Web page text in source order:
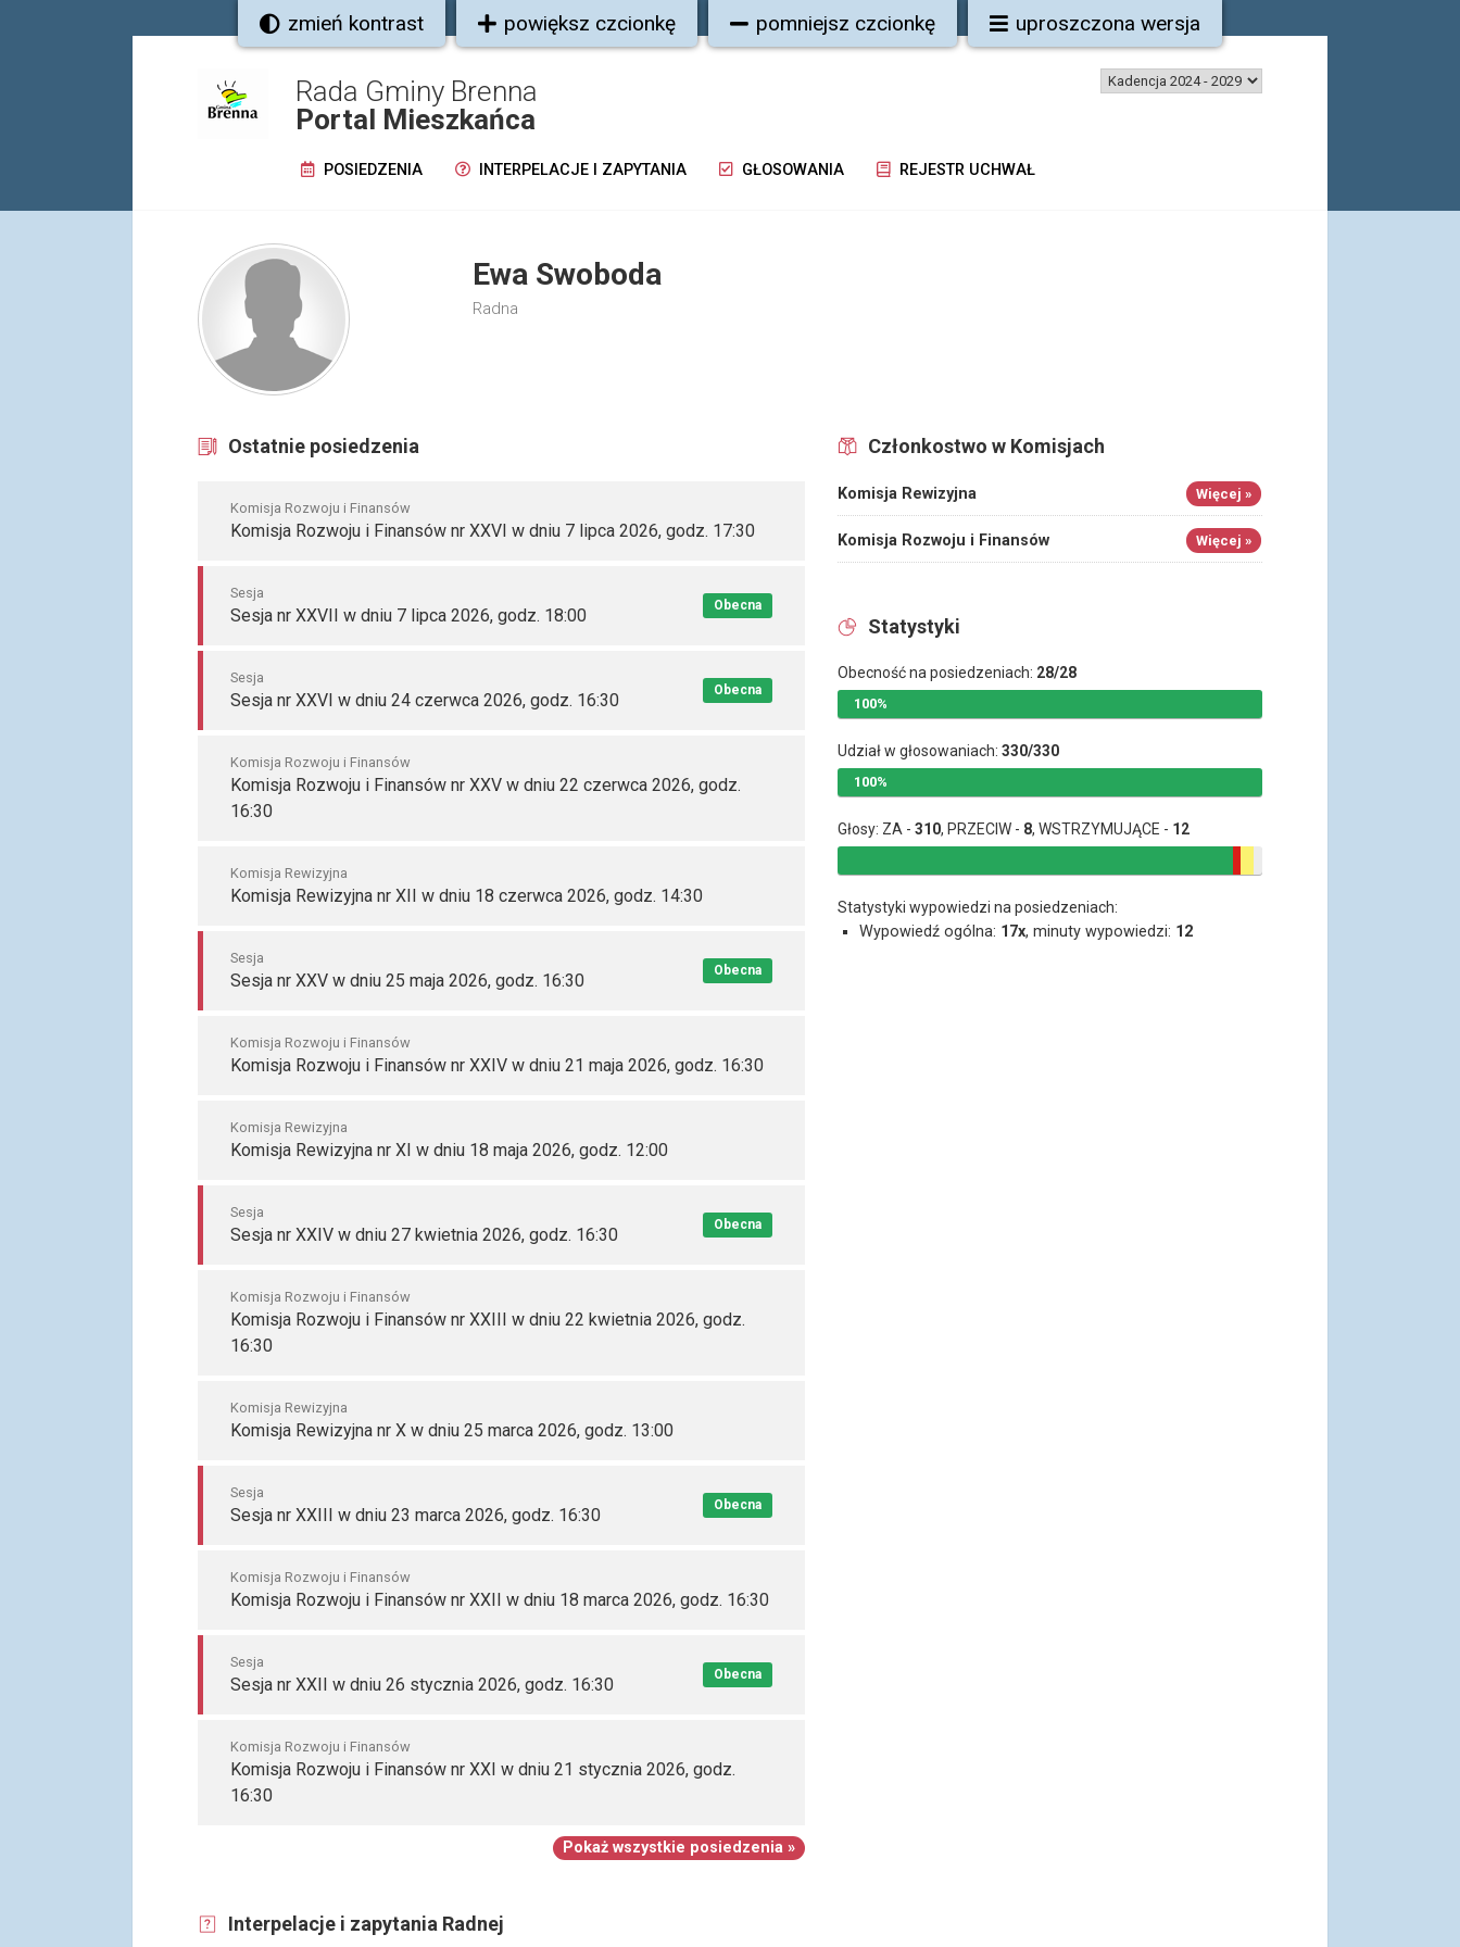
zmień kontrast powiększ czcionkę pomniejsz czcionkę uproszczona wersja
Rada Gminy Brenna
Portal Mieszkańca
POSIEDZENIA INTERPELACJE I ZAPYTANIA GŁOSOWANIA REJESTR UCHWAŁ
Ewa Swoboda
Radna
Ostatnie posiedzenia
Komisja Rozwoju i Finansów
Komisja Rozwoju i Finansów nr XXVI w dniu 7 lipca 2026, godz. 17:30
Sesja
Sesja nr XXVII w dniu 7 lipca 2026, godz. 18:00 Obecna
Sesja
Sesja nr XXVI w dniu 24 czerwca 2026, godz. 16:30 Obecna
Komisja Rozwoju i Finansów
Komisja Rozwoju i Finansów nr XXV w dniu 22 czerwca 2026, godz.
16:30
Komisja Rewizyjna
Komisja Rewizyjna nr XII w dniu 18 czerwca 2026, godz. 14:30
Sesja
Sesja nr XXV w dniu 25 maja 2026, godz. 16:30 Obecna
Komisja Rozwoju i Finansów
Komisja Rozwoju i Finansów nr XXIV w dniu 21 maja 2026, godz. 16:30
Komisja Rewizyjna
Komisja Rewizyjna nr XI w dniu 18 maja 2026, godz. 12:00
Sesja
Sesja nr XXIV w dniu 27 kwietnia 2026, godz. 16:30 Obecna
Komisja Rozwoju i Finansów
Komisja Rozwoju i Finansów nr XXIII w dniu 22 kwietnia 2026, godz.
16:30
Komisja Rewizyjna
Komisja Rewizyjna nr X w dniu 25 marca 2026, godz. 13:00
Sesja
Sesja nr XXIII w dniu 23 marca 2026, godz. 16:30 Obecna
Komisja Rozwoju i Finansów
Komisja Rozwoju i Finansów nr XXII w dniu 18 marca 2026, godz. 16:30
Sesja
Sesja nr XXII w dniu 26 stycznia 2026, godz. 16:30 Obecna
Komisja Rozwoju i Finansów
Komisja Rozwoju i Finansów nr XXI w dniu 21 stycznia 2026, godz.
16:30
Pokaż wszystkie posiedzenia »
Interpelacje i zapytania Radnej
Członkostwo w Komisjach
Komisja Rewizyjna Więcej »
Komisja Rozwoju i Finansów Więcej »
Statystyki
Obecność na posiedzeniach: 28/28
100%
Udział w głosowaniach:330/330
100%
Głosy: ZA -310, PRZECIW - 8, WSTRZYMUJĄCE - 12
Statystyki wypowiedzi na posiedzeniach:
Wypowiedź ogólna: 17x, minuty wypowiedzi: 12